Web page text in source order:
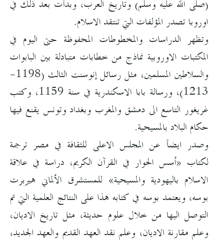
(صلى الله عليه وسلم) وتاريخ العرب، وبدأت بعد ذلك في
اوروبا تصدر المؤلفات التي تنتقد الاسلام.
وتظهر الدراسات والمخطوطات المحفوظة حتى اليوم في
المكتبات الاوروبية نماذج من خطابات متبادلة بين البابوات
والسلاطين المسلمين، مثل رسائل إنوسنت الثالث (1198-
1213)، ورسالة بابا الاسكندرية في سنة 1159، وكتب
غريغور التاسع الى دمشق والمغرب وبغداد وتونس يقنع فيها
حكام البلاد بالمسيحية.
وصدر ايضاً عن المجلس الاعلى للثقافة في مصر ترجمة
لكتاب «أسس الحوار في القرآن الكريم، دراسة في علاقة
الاسلام باليهودية والمسيحية» للمستشرق الألماني هيربرت
بوسه، ويعتمد بوسه في كتابه هذا على النتائج العلمية التي تم
التوصل اليها من خلال علوم حديثة، مثل تاريخ الاديان،
وعلم مقارنة الاديان، وعلم نقد العهد القديم والعهد الجديد،